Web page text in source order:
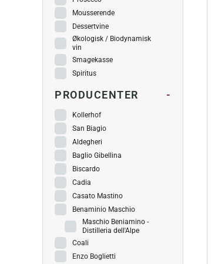
Mousserende
Dessertvine
Økologisk / Biodynamisk
vin
Smagekasse
Spiritus
PRODUCENTER -
Kollerhof
San Biagio
Aldegheri
Baglio Gibellina
Biscardo
Cadia
Casato Mastino
Benaminio Maschio
Maschio Beniamino -
Distilleria dell'Alpe
Coali
Enzo Boglietti